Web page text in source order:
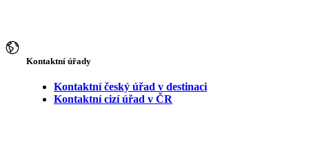
Kontaktní úřady
Kontaktní český úřad v destinaci
Kontaktní cizí úřad v ČR